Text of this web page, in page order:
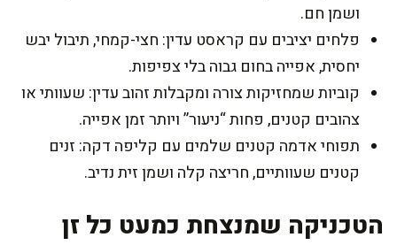
ושמן חם.
פלחים יציבים עם קראסט עדין: חצי-קמחי, תיבול יבש
יחסית, אפייה בחום גבוה בלי צפיפות.
קוביות שמחזיקות צורה ומקבלות זהוב עדין: שעוותי או
צהובים קטנים, פחות “ניעור” ויותר זמן אפייה.
תפוחי אדמה קטנים שלמים עם קליפה דקה: זנים
קטנים שעוותיים, חריצה קלה ושמן זית נדיב.
הטכניקה שמנצחת כמעט כל זן